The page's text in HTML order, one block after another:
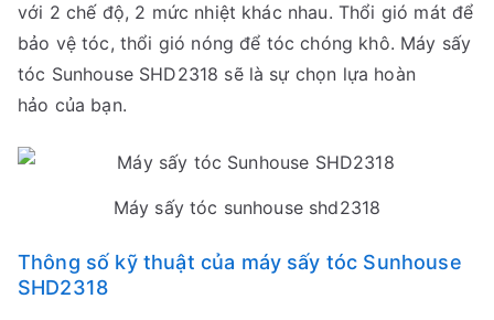
với 2 chế độ, 2 mức nhiệt khác nhau. Thổi gió mát để
bảo vệ tóc, thổi gió nóng để tóc chóng khô. Máy sấy
tóc Sunhouse SHD2318 sẽ là sự chọn lựa hoàn
hảo của bạn.
Máy sấy tóc sunhouse shd2318
Thông số kỹ thuật của máy sấy tóc Sunhouse
SHD2318